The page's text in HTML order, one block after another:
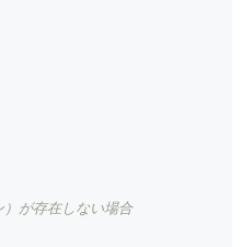
が存在しない場合